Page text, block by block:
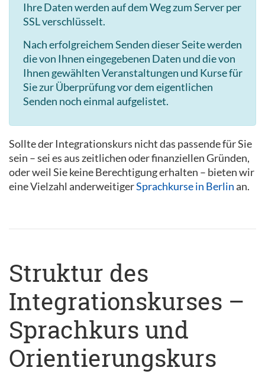
Ihre Daten werden auf dem Weg zum Server per
SSL verschlüsselt.
Nach erfolgreichem Senden dieser Seite werden
die von Ihnen eingegebenen Daten und die von
Ihnen gewählten Veranstaltungen und Kurse für
Sie zur Überprüfung vor dem eigentlichen
Senden noch einmal aufgelistet.
Sollte der Integrationskurs nicht das passende für Sie
sein – sei es aus zeitlichen oder finanziellen Gründen,
oder weil Sie keine Berechtigung erhalten – bieten wir
eine Vielzahl anderweitigerSprachkurse in Berlinan.
Struktur des
Integrationskurses –
Sprachkurs und
Orientierungskurs